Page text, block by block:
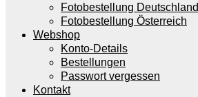
Fotobestellung Deutschland
Fotobestellung Österreich
Webshop
Konto-Details
Bestellungen
Passwort vergessen
Kontakt